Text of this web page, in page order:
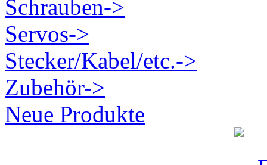
Schrauben->
Servos->
Stecker/Kabel/etc.->
Zubehör->
Neue Produkte